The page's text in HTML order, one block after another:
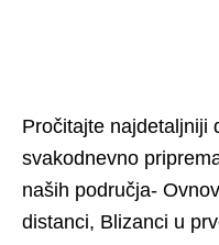
Pročitajte najdetaljniji
svakodnevno
naših područja-
distanci, Blizanci u